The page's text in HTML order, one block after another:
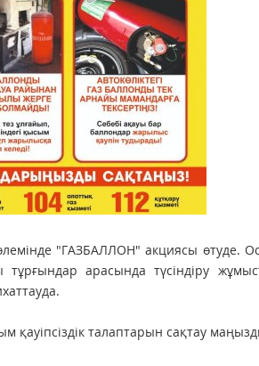
"ГАЗБАЛЛОН" акциясы өтуде.
арасында түсіндіру
қауіпсіздік талаптарын сақтау